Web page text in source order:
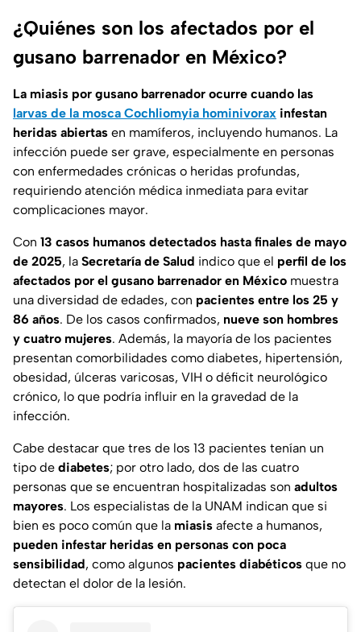
¿Quiénes son los afectados por el
gusano barrenador en México?
La miasis por gusano barrenador ocurre cuando las
larvas de la mosca Cochliomyia hominivorax infestan
heridas abiertas en mamíferos, incluyendo humanos. La
infección puede ser grave, especialmente en personas
con enfermedades crónicas o heridas profundas,
requiriendo atención médica inmediata para evitar
complicaciones mayor.
Con 13 casos humanos detectados hasta finales de mayo
de 2025, la Secretaría de Salud indico que el perfil de los
afectados por el gusano barrenador en México muestra
una diversidad de edades, con pacientes entre los 25 y
86 años. De los casos confirmados, nueve son hombres
y cuatro mujeres. Además, la mayoría de los pacientes
presentan comorbilidades como diabetes, hipertensión,
obesidad, úlceras varicosas, VIH o déficit neurológico
crónico, lo que podría influir en la gravedad de la
infección.
Cabe destacar que tres de los 13 pacientes tenían un
tipo de diabetes; por otro lado, dos de las cuatro
personas que se encuentran hospitalizadas son adultos
mayores. Los especialistas de la UNAM indican que si
bien es poco común que la miasis afecte a humanos,
pueden infestar heridas en personas con poca
sensibilidad, como algunos pacientes diabéticos que no
detectan el dolor de la lesión.